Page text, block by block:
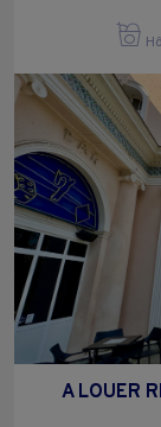
A LOUER